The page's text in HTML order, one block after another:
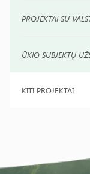
PROJEKTAI SU
ŪKIO SUBJEKTŲ
KITI PROJEKTAI